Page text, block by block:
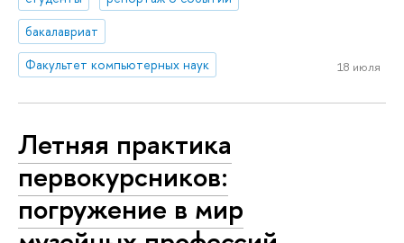
бакалавриат
Факультет компьютерных наук
18 июля
Летняя практика
первокурсников:
погружение в мир